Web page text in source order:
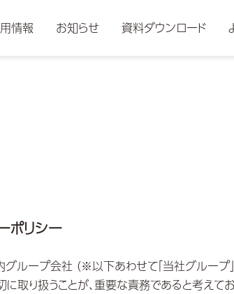
情報 お知らせ 資料ダウンロード
ポリシー
グループ会社 （※以下あわせて「当社グループ
取り扱うことが、重要な責務であると考えて